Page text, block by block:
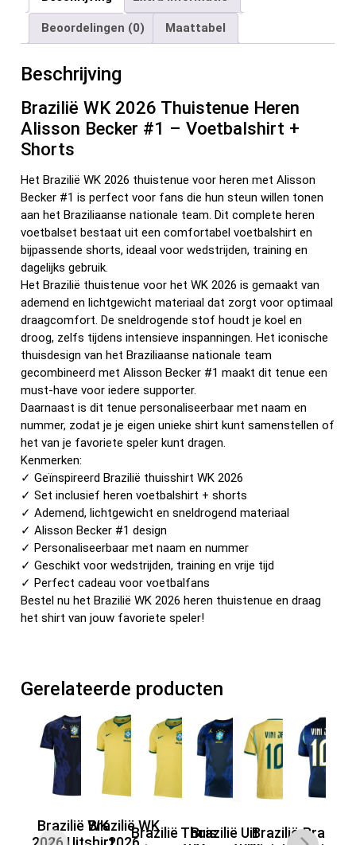
b
o
o
k
er
es
t
di
t
dI
n
n
Beoordelingen (0) Maattabel
Beschrijving
Brazilië WK 2026 Thuistenue Heren
Alisson Becker #1 – Voetbalshirt +
Shorts
Het Brazilië WK 2026 thuistenue voor heren met Alisson
Becker #1 is perfect voor fans die hun steun willen tonen
aan het Braziliaanse nationale team. Dit complete heren
voetbalset bestaat uit een comfortabel voetbalshirt en
bijpassende shorts, ideaal voor wedstrijden, training en
dagelijks gebruik.
Het Brazilië thuistenue voor het WK 2026 is gemaakt van
ademend en lichtgewicht materiaal dat zorgt voor optimaal
draagcomfort. De sneldrogende stof houdt je koel en
droog, zelfs tijdens intensieve inspanningen. Het iconische
thuisdesign van het Braziliaanse nationale team
gecombineerd met Alisson Becker #1 maakt dit tenue een
must-have voor iedere supporter.
Daarnaast is dit tenue personaliseerbaar met naam en
nummer, zodat je je eigen unieke shirt kunt samenstellen of
het van je favoriete speler kunt dragen.
Kenmerken:
✓ Geïnspireerd Brazilië thuisshirt WK 2026
✓ Set inclusief heren voetbalshirt + shorts
✓ Ademend, lichtgewicht en sneldrogend materiaal
✓ Alisson Becker #1 design
✓ Personaliseerbaar met naam en nummer
✓ Geschikt voor wedstrijden, training en vrije tijd
✓ Perfect cadeau voor voetbalfans
Bestel nu het Brazilië WK 2026 heren thuistenue en draag
het shirt van jouw favoriete speler!
Gerelateerde producten
Brazilië WKBrazilië WKBrazilië ThuisBrazilië UitBrazilië Brazilië